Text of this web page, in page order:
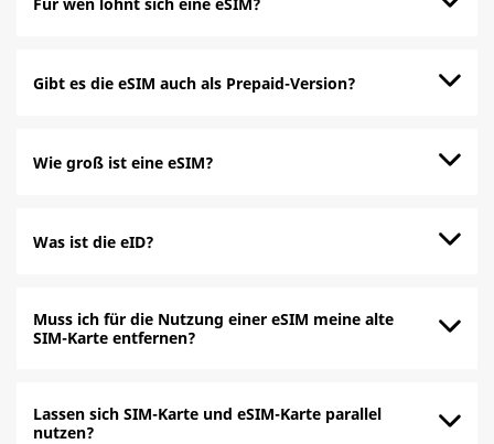
Gibt es die eSIM auch als Prepaid-Version?
Wie groß ist eine eSIM?
Was ist die eID?
Muss ich für die Nutzung einer eSIM meine alte
SIM-Karte entfernen?
Lassen sich SIM-Karte und eSIM-Karte parallel
nutzen?